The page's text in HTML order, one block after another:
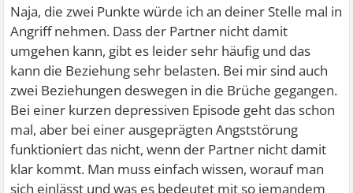
Naja, die zwei Punkte würde ich an deiner Stelle mal in
Angriff nehmen. Dass der Partner nicht damit
umgehen kann, gibt es leider sehr häufig und das
kann die Beziehung sehr belasten. Bei mir sind auch
zwei Beziehungen deswegen in die Brüche gegangen.
Bei einer kurzen depressiven Episode geht das schon
mal, aber bei einer ausgeprägten Angststörung
funktioniert das nicht, wenn der Partner nicht damit
klar kommt. Man muss einfach wissen, worauf man
sich einlässt und was es bedeutet mit so jemandem